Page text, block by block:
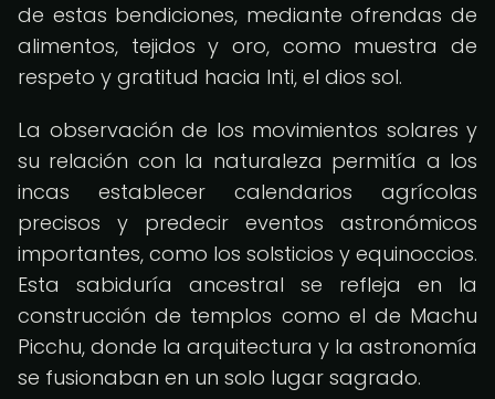
de estas bendiciones, mediante ofrendas de
alimentos, tejidos y oro, como muestra de
respeto y gratitud hacia Inti, el dios sol.
La observación de los movimientos solares y
su relación con la naturaleza permitía a los
incas establecer calendarios agrícolas
precisos y predecir eventos astronómicos
importantes, como los solsticios y equinoccios.
Esta sabiduría ancestral se refleja en la
construcción de templos como el de Machu
Picchu, donde la arquitectura y la astronomía
se fusionaban en un solo lugar sagrado.